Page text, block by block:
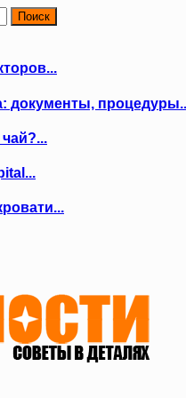
документы,